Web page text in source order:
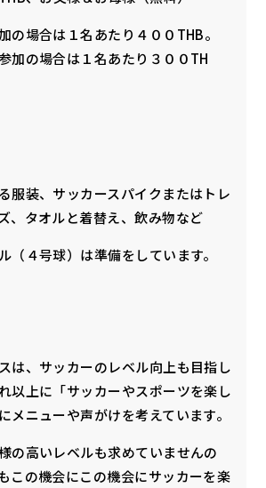
の場合は１名あたり４００THB。
加の場合は１名あたり３００TH
服装、サッカースパイクまたはトレ
、タオルと着替え、飲み物など
（４号球）は準備をしています。
は、サッカーのレベル向上も目指し
以上に「サッカーやスポーツを楽し
メニューや声がけを考えています。
の高いレベルも求めていませんの
この機会にこの機会にサッカーを楽